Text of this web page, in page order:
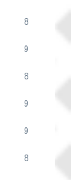
8
9
8
9
9
8